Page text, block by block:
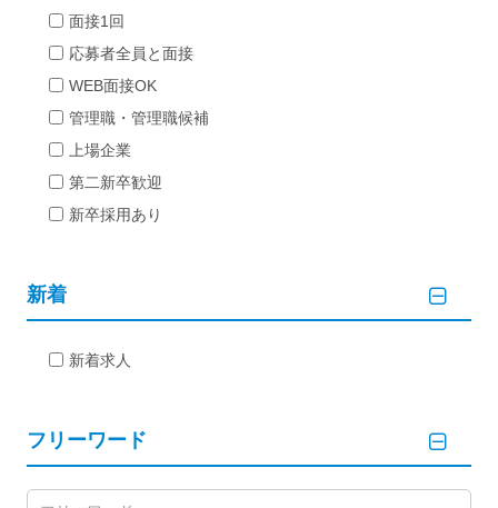
面接1回
応募者全員と面接
WEB面接OK
管理職・管理職候補
上場企業
第二新卒歓迎
新卒採用あり
新着
新着求人
フリーワード